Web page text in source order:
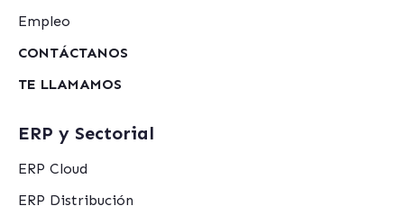
Empleo
CONTÁCTANOS
TE LLAMAMOS
ERP y Sectorial
ERP Cloud
ERP Distribución